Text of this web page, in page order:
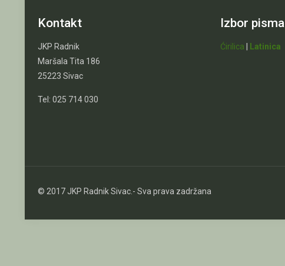
Kontakt
JKP Radnik
Maršala Tita 186
25223 Sivac
Tel: 025 714 030
Izbor pisma
Ćirilica Latinica
© 2017 JKP Radnik Sivac.- Sva prava zadržana